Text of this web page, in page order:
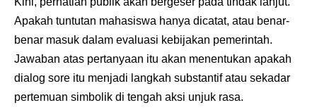
Apakah tuntutan mahasiswa hanya dicatat, atau benar-
benar masuk dalam evaluasi kebijakan pemerintah.
Jawaban atas pertanyaan itu akan menentukan apakah
dialog sore itu menjadi langkah substantif atau sekadar
pertemuan simbolik di tengah aksi unjuk rasa.